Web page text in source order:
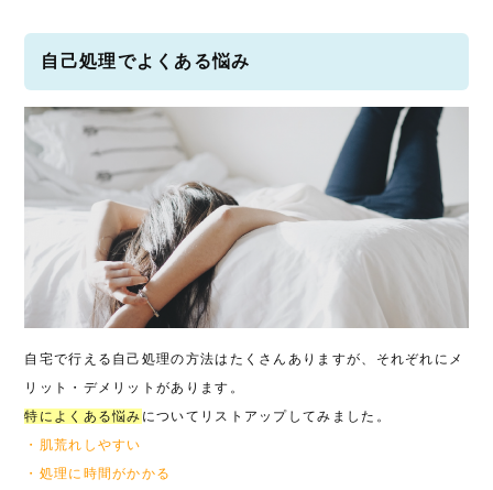
自己処理でよくある悩み
自宅で行える自己処理の方法はたくさんありますが、それぞれにメ
リット・デメリットがあります。
特によくある悩み についてリストアップしてみました。
・肌荒れしやすい
・処理に時間がかかる